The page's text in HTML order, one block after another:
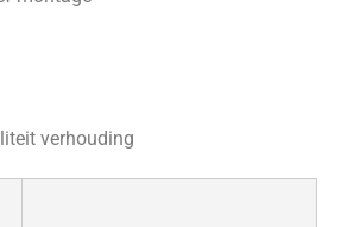
verhouding